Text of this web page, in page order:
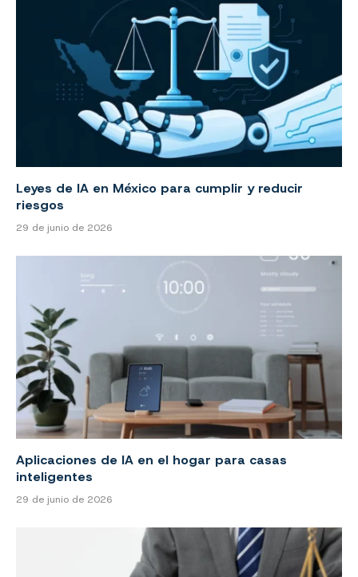
Leyes de IA en México para cumplir y reducir
riesgos
29 de junio de 2026
Aplicaciones de IA en el hogar para casas
inteligentes
29 de junio de 2026